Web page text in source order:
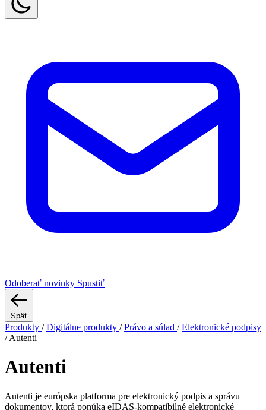
Odoberať novinky Spustiť
Späť
Produkty / Digitálne produkty / Právo a súlad / Elektronické podpisy
/ Autenti
Autenti
Autenti je európska platforma pre elektronický podpis a správu
dokumentov, ktorá ponúka eIDAS-kompatibilné elektronické